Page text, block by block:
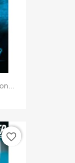
favorite_border